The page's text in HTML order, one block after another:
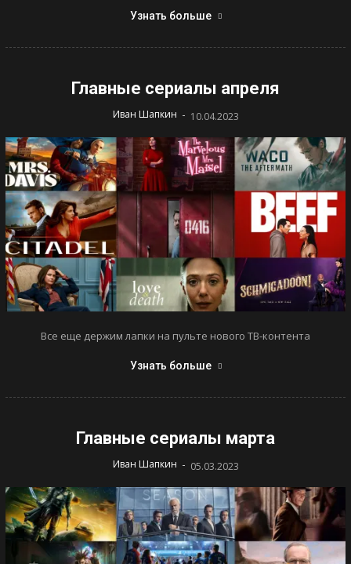
Узнать больше
Главные сериалы апреля
Иван Шапкин - 10.04.2023
Все еще держим лапки на пульте нового ТВ-контента
Узнать больше
Главные сериалы марта
Иван Шапкин - 05.03.2023